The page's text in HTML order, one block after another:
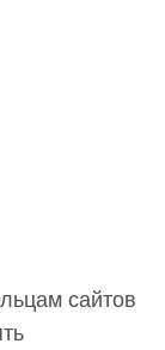
сайтов